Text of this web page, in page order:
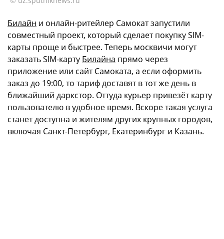
Билайн и онлайн-ритейлер Самокат запустили
совместный проект, который сделает покупку SIM-
карты проще и быстрее. Теперь москвичи могут
заказать SIM-карту Билайна прямо через
приложение или сайт Самоката, а если оформить
заказ до 19:00, то тариф доставят в тот же день в
ближайший даркстор. Оттуда курьер привезёт карту
пользователю в удобное время. Вскоре такая услуга
станет доступна и жителям других крупных городов,
включая Санкт-Петербург, Екатеринбург и Казань.